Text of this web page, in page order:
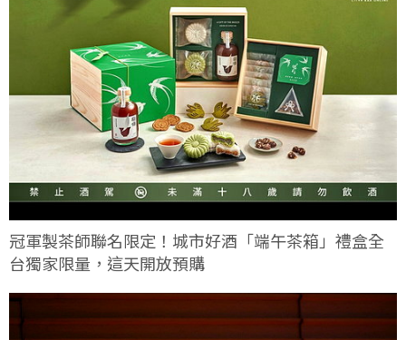
冠軍製茶師聯名限定！城市好酒「端午茶箱」禮盒全
台獨家限量，這天開放預購